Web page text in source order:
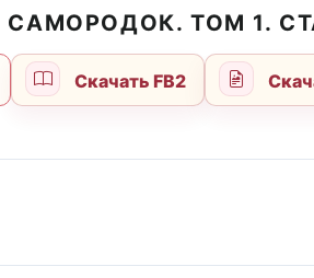
ТОМ 1.
Скачать FB2